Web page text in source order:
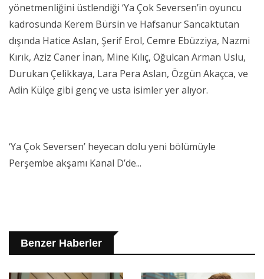
yönetmenliğini üstlendiği ‘Ya Çok Seversen’in oyuncu
kadrosunda Kerem Bürsin ve Hafsanur Sancaktutan
dışında Hatice Aslan, Şerif Erol, Cemre Ebüzziya, Nazmi
Kırık, Aziz Caner İnan, Mine Kılıç, Oğulcan Arman Uslu,
Durukan Çelikkaya, Lara Pera Aslan, Özgün Akaçca, ve
Adin Külçe gibi genç ve usta isimler yer alıyor.
‘Ya Çok Seversen’ heyecan dolu yeni bölümüyle
Perşembe akşamı Kanal D’de...
Benzer Haberler